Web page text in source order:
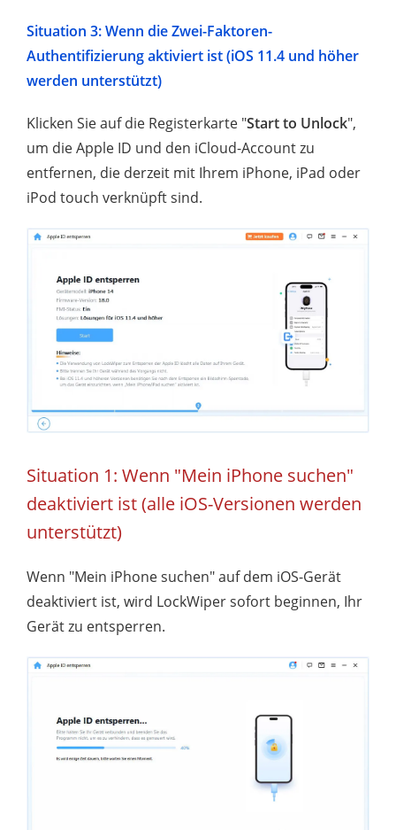
Situation 3: Wenn die Zwei-Faktoren-
Authentifizierung aktiviert ist (iOS 11.4 und höher
werden unterstützt)
Klicken Sie auf die Registerkarte "Start to Unlock",
um die Apple ID und den iCloud-Account zu
entfernen, die derzeit mit Ihrem iPhone, iPad oder
iPod touch verknüpft sind.
Situation 1: Wenn "Mein iPhone suchen"
deaktiviert ist (alle iOS-Versionen werden
unterstützt)
Wenn "Mein iPhone suchen" auf dem iOS-Gerät
deaktiviert ist, wird LockWiper sofort beginnen, Ihr
Gerät zu entsperren.